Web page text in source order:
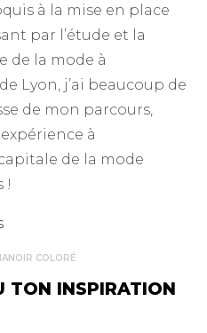
à la mise en place
par l’étude et la
de la mode à
Lyon, j’ai beaucoup de
de mon parcours,
à
de la mode
!
COLORÉ
TON INSPIRATION